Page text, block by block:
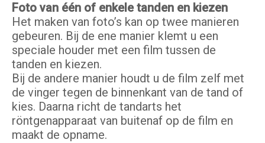
Foto van één of enkele tanden en kiezen
Het maken van foto’s kan op twee manieren
gebeuren. Bij de ene manier klemt u een
speciale houder met een film tussen de
tanden en kiezen.
Bij de andere manier houdt u de film zelf met
de vinger tegen de binnenkant van de tand of
kies. Daarna richt de tandarts het
röntgenapparaat van buitenaf op de film en
maakt de opname.